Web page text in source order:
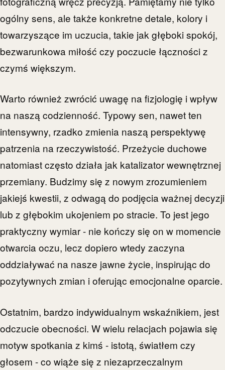
ogólny sens, ale także konkretne detale, kolory i
towarzyszące im uczucia, takie jak głęboki spokój,
bezwarunkowa miłość czy poczucie łączności z
czymś większym.
Warto również zwrócić uwagę na fizjologię i wpływ
na naszą codzienność. Typowy sen, nawet ten
intensywny, rzadko zmienia naszą perspektywę
patrzenia na rzeczywistość. Przeżycie duchowe
natomiast często działa jak katalizator wewnętrznej
przemiany. Budzimy się z nowym zrozumieniem
jakiejś kwestii, z odwagą do podjęcia ważnej decyzji
lub z głębokim ukojeniem po stracie. To jest jego
praktyczny wymiar - nie kończy się on w momencie
otwarcia oczu, lecz dopiero wtedy zaczyna
oddziaływać na nasze jawne życie, inspirując do
pozytywnych zmian i oferując emocjonalne oparcie.
Ostatnim, bardzo indywidualnym wskaźnikiem, jest
odczucie obecności. W wielu relacjach pojawia się
motyw spotkania z kimś - istotą, światłem czy
głosem - co wiąże się z niezaprzeczalnym